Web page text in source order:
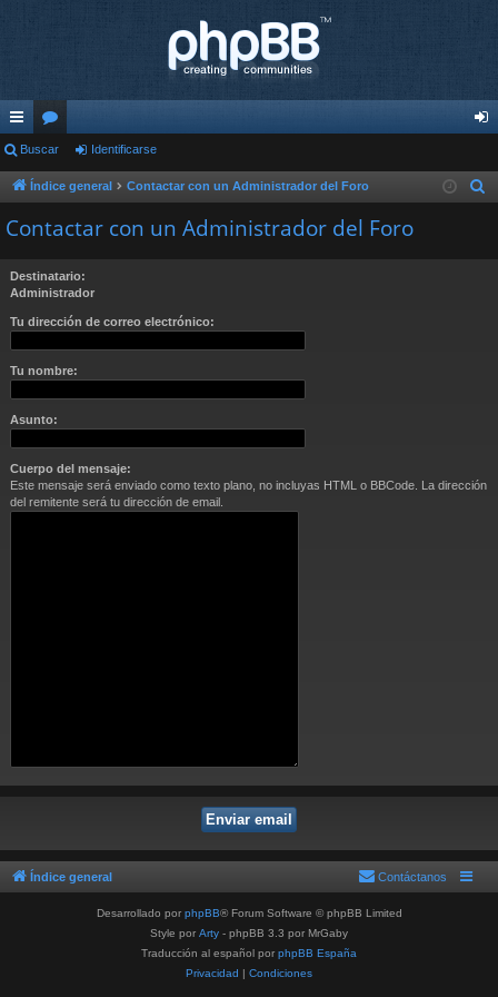
nl
ac
es
pi
do
s
or
os nti
Buscar Identificarse
Índice general Contactar con un Administrador del Foro
Contactar con un Administrador del Foro
Destinatario:
Administrador
Tu dirección de correo electrónico:
Tu nombre:
Asunto:
Cuerpo del mensaje:
Este mensaje será enviado como texto plano, no incluyas HTML o BBCode. La dirección
del remitente será tu dirección de email.
Índice general Contáctanos
Desarrollado por phpBB® Forum Software © phpBB Limited
Style por Arty - phpBB 3.3 por MrGaby
Traducción al español por phpBB España
Privacidad | Condiciones